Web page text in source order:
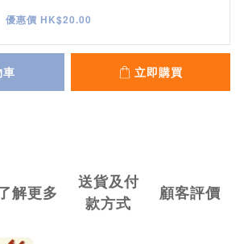
優惠價 HK$20.00
車 立即購買
解更多
送貨及付
款方式
顧客評價